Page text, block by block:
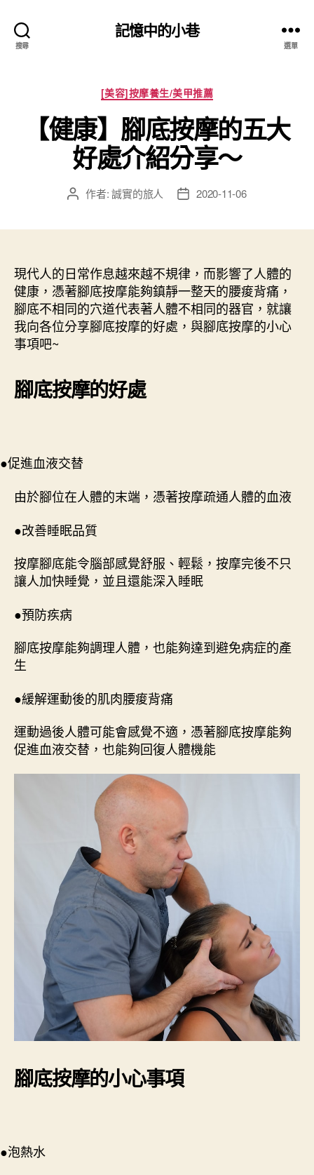
搜尋
記憶中的小巷
選單
分
類
[美容]按摩養生/美甲推薦
【健康】腳底按摩的五大
好處介紹分享～
文 作者:誠實的旅人
文
期
2020-11-06
現代人的日常作息越來越不規律，而影響了人體的
健康，憑著腳底按摩能夠鎮靜一整天的腰痠背痛，
腳底不相同的穴道代表著人體不相同的器官，就讓
我向各位分享腳底按摩的好處，與腳底按摩的小心
事項吧~
腳底按摩的好處
●促進血液交替
由於腳位在人體的末端，憑著按摩疏通人體的血液
●改善睡眠品質
按摩腳底能令腦部感覺舒服、輕鬆，按摩完後不只
讓人加快睡覺，並且還能深入睡眠
●預防疾病
腳底按摩能夠調理人體，也能夠達到避免病症的產
生
●緩解運動後的肌肉腰痠背痛
運動過後人體可能會感覺不適，憑著腳底按摩能夠
促進血液交替，也能夠回復人體機能
腳底按摩的小心事項
●泡熱水